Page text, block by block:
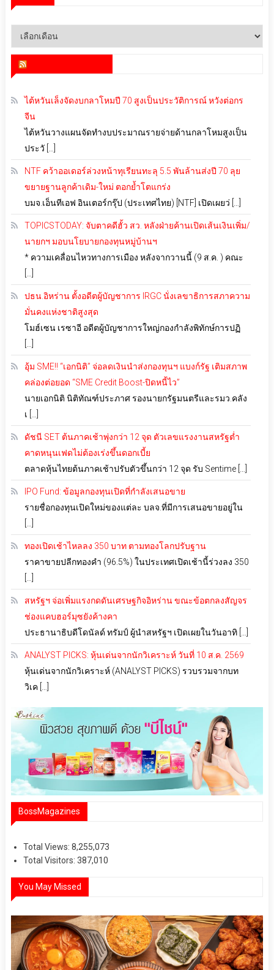
คลัง
ไต้หวันเล็งจัดงบกลาโหมปี 70 สูงเป็นประวัติการณ์ หวังต่อกร
จีน
ไต้หวันวางแผนจัดทำงบประมาณรายจ่ายด้านกลาโหมสูงเป็น
ประวั […]
NTF คว้าออเดอร์ล่วงหน้าทุเรียนทะลุ 5.5 พันล้านส่งปี 70 ลุย
ขยายฐานลูกค้าเดิม-ใหม่ ตอกย้ำโตแกร่ง
บมจ.เอ็นทีเอฟ อินเตอร์กรุ๊ป (ประเทศไทย) [NTF] เปิดเผยว่ […]
TOPICSTODAY: จับตาคดีฮั้ว สว. หลังฝ่ายค้านเปิดเส้นเงินเพิ่ม/
นายกฯ มอบนโยบายกองทุนหมู่บ้านฯ
* ความเคลื่อนไหวทางการเมือง หลังจากวานนี้ (9 ส.ค. ) คณะ
ปธน.อิหร่าน ตั้งอดีตผู้บัญชาการ IRGC นั่งเลขาธิการสภาความ
มั่นคงแห่งชาติสูงสุด
โมฮ์เซน เรซาอี อดีตผู้บัญชาการใหญ่กองกำลังพิทักษ์การปฏิ
อุ้ม SME!! “เอกนิติ” จ่อลดเงินนำส่งกองทุนฯ แบงก์รัฐ เติมสภาพ
คล่องต่อยอด “SME Credit Boost-ปิดหนี้ไว”
นายเอกนิติ นิติทัณฑ์ประภาศ รองนายกรัฐมนตรีและรมว.คลัง
เ […]
ดัชนี SET ต้นภาคเช้าพุ่งกว่า 12 จุด ตัวเลขแรงงานสหรัฐต่ำ
คาดหนุนเฟดไม่ต้องเร่งขึ้นดอกเบี้ย
ตลาดหุ้นไทยต้นภาคเช้าปรับตัวขึ้นกว่า 12 จุด รับ Sentime […]
IPO Fund: ข้อมูลกองทุนเปิดที่กำลังเสนอขาย
รายชื่อกองทุนเปิดใหม่ของแต่ละ บลจ.ที่มีการเสนอขายอยู่ใน
ทองเปิดเช้าไหลลง 350 บาท ตามทองโลกปรับฐาน
ราคาขายปลีกทองคำ (96.5%) ในประเทศเปิดเช้านี้ร่วงลง 350
สหรัฐฯ จ่อเพิ่มแรงกดดันเศรษฐกิจอิหร่าน ขณะข้อตกลงสัญจร
ช่องแคบฮอร์มุซยังค้างคา
ประธานาธิบดีโดนัลด์ ทรัมป์ ผู้นำสหรัฐฯ เปิดเผยในวันอาทิ […]
ANALYST PICKS: หุ้นเด่นจากนักวิเคราะห์ วันที่ 10 ส.ค. 2569
หุ้นเด่นจากนักวิเคราะห์ (ANALYST PICKS) รวบรวมจากบท
วิเค […]
BossMagazines
Total Views: 8,255,073
Total Visitors: 387,010
You May Missed